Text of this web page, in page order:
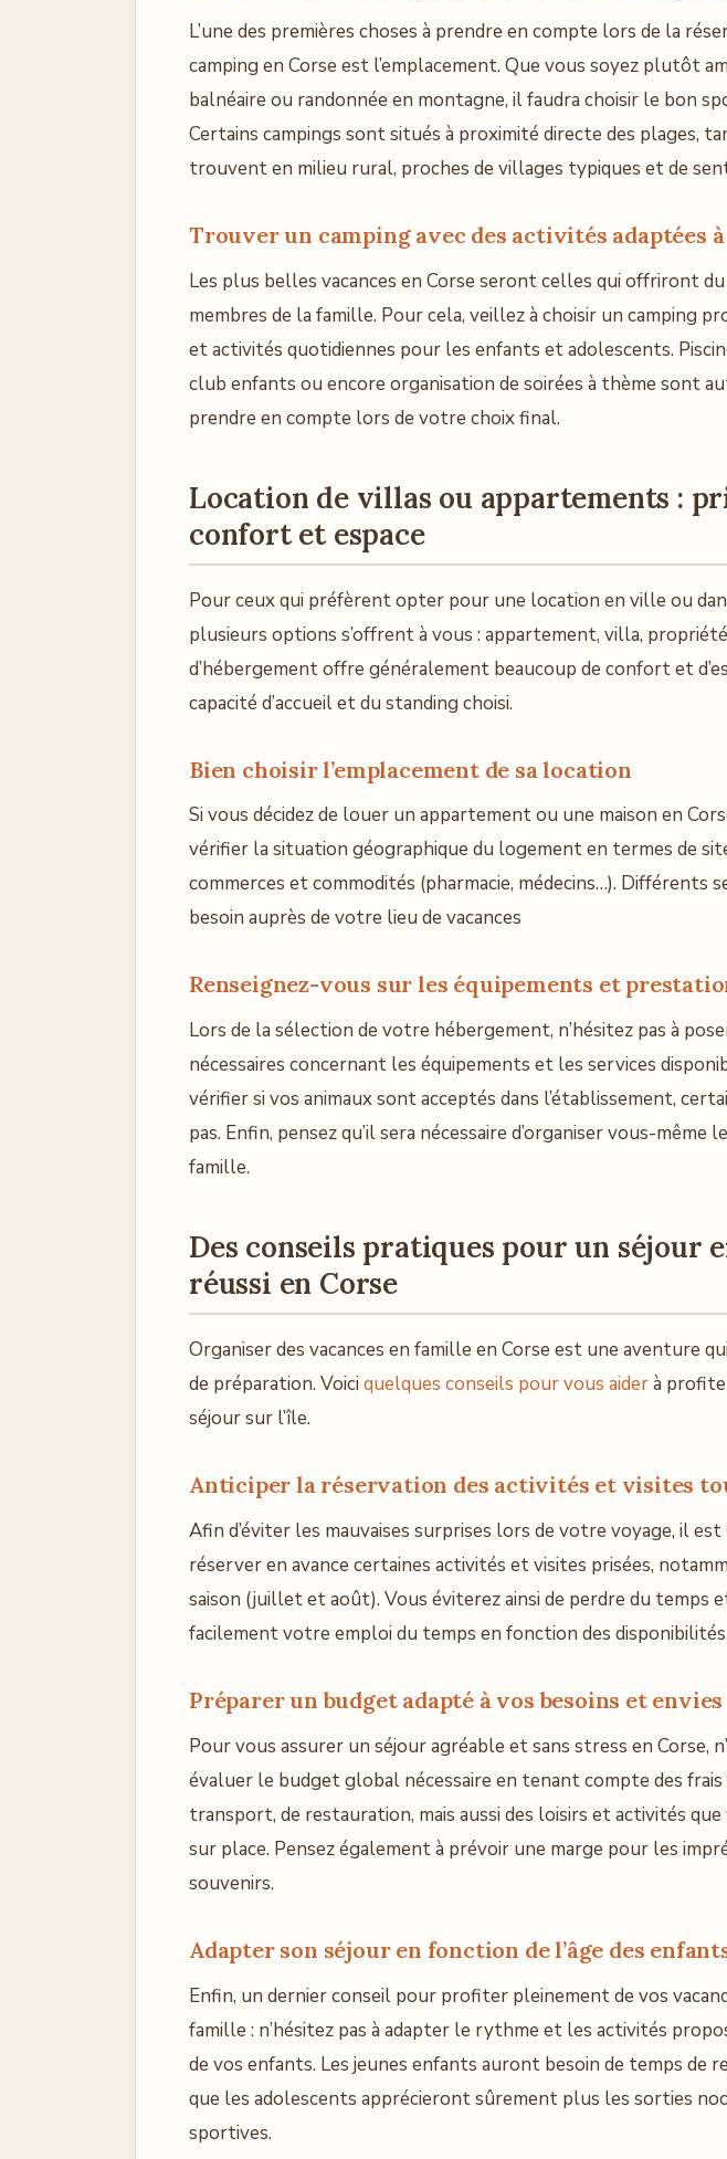
L’une des premières choses à prendre en compte lors de la
camping en Corse est l’emplacement. Que vous soyez plutôt
balnéaire ou randonnée en montagne, il faudra choisir le bon
Certains campings sont situés à proximité directe des plages,
trouvent en milieu rural, proches de villages typiques et de
Trouver un camping avec des activités adaptées
Les plus belles vacances en Corse seront celles qui offriront
membres de la famille. Pour cela, veillez à choisir un camping
et activités quotidiennes pour les enfants et adolescents.
club enfants ou encore organisation de soirées à thème sont
prendre en compte lors de votre choix final.
Location de villas ou appartements :
confort et espace
Pour ceux qui préfèrent opter pour une location en ville ou
plusieurs options s’offrent à vous : appartement, villa,
d’hébergement offre généralement beaucoup de confort et
capacité d’accueil et du standing choisi.
Bien choisir l’emplacement de sa location
Si vous décidez de louer un appartement ou une maison en
vérifier la situation géographique du logement en termes de
commerces et commodités (pharmacie, médecins…). Différents
besoin auprès de votre lieu de vacances
Renseignez-vous sur les équipements et
Lors de la sélection de votre hébergement, n’hésitez pas à
nécessaires concernant les équipements et les services
vérifier si vos animaux sont acceptés dans l’établissement,
pas. Enfin, pensez qu’il sera nécessaire d’organiser vous-
famille.
Des conseils pratiques pour un séjour
réussi en Corse
Organiser des vacances en famille en Corse est une aventure
de préparation. Voiciquelques conseils pour vous aiderà
séjour sur l’île.
Anticiper la réservation des activités et visites
Afin d’éviter les mauvaises surprises lors de votre voyage, il est
réserver en avance certaines activités et visites prisées,
saison (juillet et août). Vous éviterez ainsi de perdre du temps
facilement votre emploi du temps en fonction des
Préparer un budget adapté à vos besoins et envies
Pour vous assurer un séjour agréable et sans stress en Corse,
évaluer le budget global nécessaire en tenant compte des frais
transport, de restauration, mais aussi des loisirs et activités
sur place. Pensez également à prévoir une marge pour les
souvenirs.
Adapter son séjour en fonction de l’âge des
Enfin, un dernier conseil pour profiter pleinement de vos
famille : n’hésitez pas à adapter le rythme et les activités
de vos enfants. Les jeunes enfants auront besoin de temps de
que les adolescents apprécieront sûrement plus les sorties
sportives.